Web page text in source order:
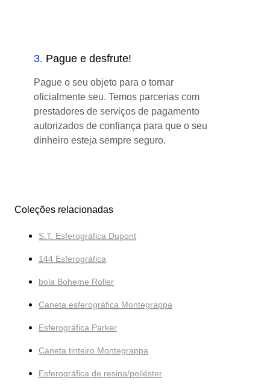
3. Pague e desfrute!
Pague o seu objeto para o tornar
oficialmente seu. Temos parcerias com
prestadores de serviços de pagamento
autorizados de confiança para que o seu
dinheiro esteja sempre seguro.
Coleções relacionadas
S.T. Esferográfica Dupont
144 Esferográfica
bola Boheme Roller
Caneta esferográfica Montegrappa
Esferográfica Parker
Caneta tinteiro Montegrappa
Esferográfica de resina/poliéster